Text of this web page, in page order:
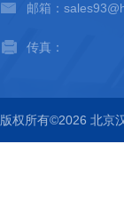
邮箱：
传真：
版权所有©2026 北京